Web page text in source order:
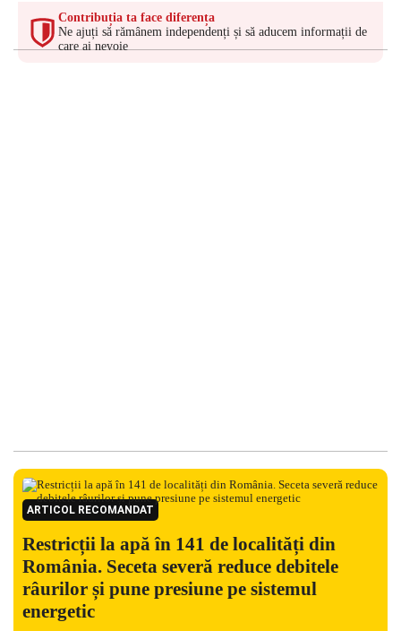
Contribuția ta face diferența
Ne ajuți să rămânem independenți și să aducem informații de
care ai nevoie
ARTICOL RECOMANDAT
Restricții la apă în 141 de localități din
România. Seceta severă reduce debitele
râurilor și pune presiune pe sistemul
energetic